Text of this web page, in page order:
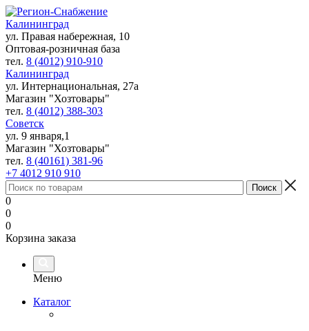
Калининград
ул. Правая набережная, 10
Оптовая-розничная база
тел. 8 (4012) 910-910
Калининград
ул. Интернациональная, 27а
Магазин "Хозтовары"
тел. 8 (4012) 388-303
Советск
ул. 9 января,1
Магазин "Хозтовары"
тел. 8 (40161) 381-96
+7 4012 910 910
0
0
0
Корзина заказа
Меню
Каталог